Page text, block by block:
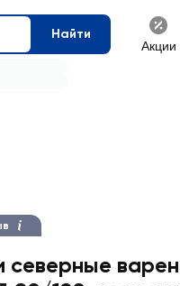
Найти
Акции
северные